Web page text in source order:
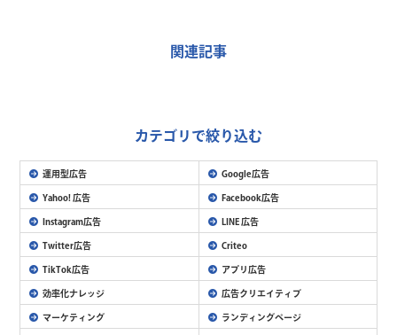
関連記事
カテゴリで絞り込む
運用型広告 Google広告
Yahoo! 広告 Facebook広告
Instagram広告 LINE 広告
Twitter広告 Criteo
TikTok広告 アプリ広告
効率化ナレッジ 広告クリエイティブ
マーケティング ランディングページ